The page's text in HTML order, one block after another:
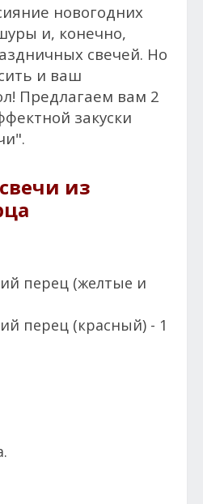
новогодних
и, конечно,
свечей. Но
и ваш
Предлагаем вам 2
закуски
из
перец (желтые и
перец (красный) - 1